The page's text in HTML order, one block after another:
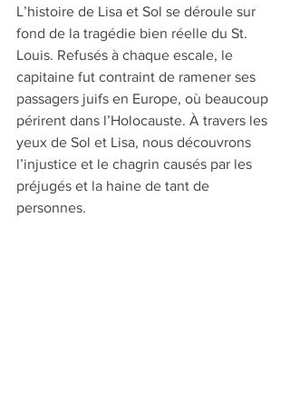
L’histoire de Lisa et Sol se déroule sur
fond de la tragédie bien réelle du St.
Louis. Refusés à chaque escale, le
capitaine fut contraint de ramener ses
passagers juifs en Europe, où beaucoup
périrent dans l’Holocauste. À travers les
yeux de Sol et Lisa, nous découvrons
l’injustice et le chagrin causés par les
préjugés et la haine de tant de
personnes.